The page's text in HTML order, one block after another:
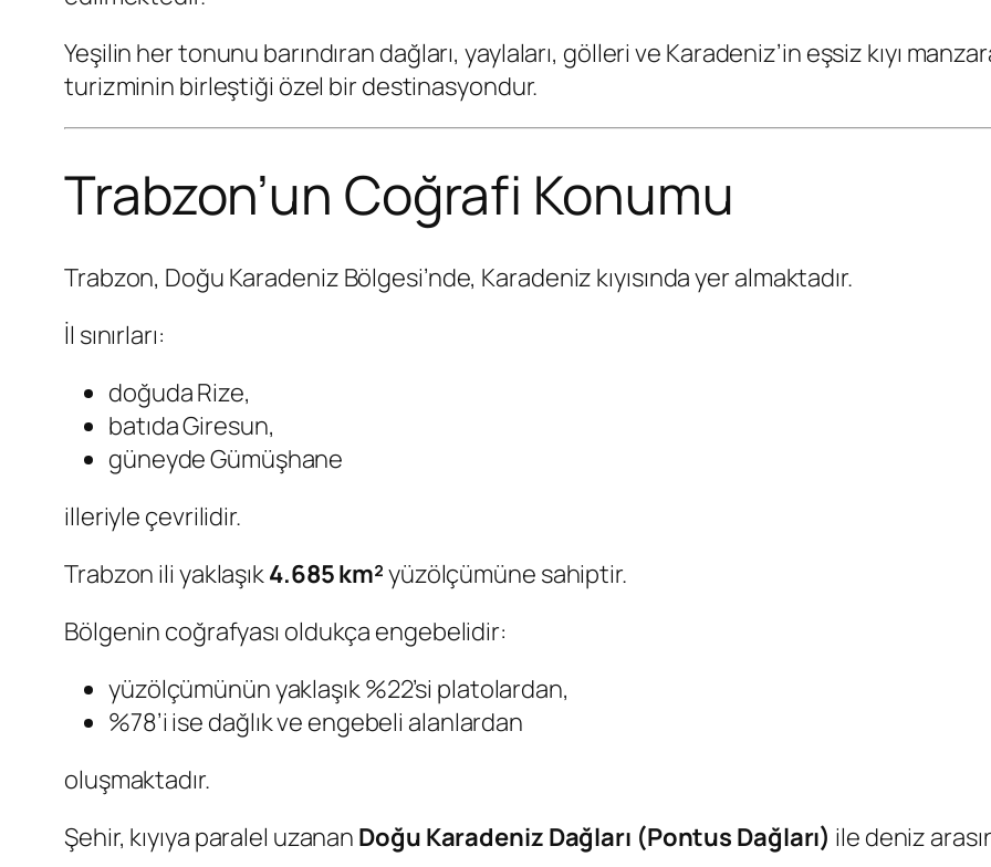
Yeşilin her tonunu barındıran dağları, yaylaları, gölleri ve Karadeniz’in eşsiz kıyı
turizminin birleştiği özel bir destinasyondur.
Trabzon’un Coğrafi Konumu
Trabzon, Doğu Karadeniz Bölgesi’nde, Karadeniz kıyısında yer almaktadır.
İl sınırları:
doğuda Rize,
batıda Giresun,
güneyde Gümüşhane
illeriyle çevrilidir.
Trabzon ili yaklaşık4.685 km²yüzölçümüne sahiptir.
Bölgenin coğrafyası oldukça engebelidir:
yüzölçümünün yaklaşık %22’si platolardan,
%78’i ise dağlık ve engebeli alanlardan
oluşmaktadır.
Şehir, kıyıya paralel uzanan Doğu Karadeniz Dağları (Pontus Dağları) ile deniz